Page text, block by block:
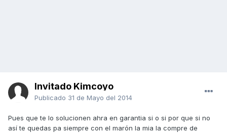
Invitado Kimcoyo
Publicado 31 de Mayo del 2014
Pues que te lo solucionen ahra en garantia si o si por que si no
así te quedas pa siempre con el marón la mia la compre de